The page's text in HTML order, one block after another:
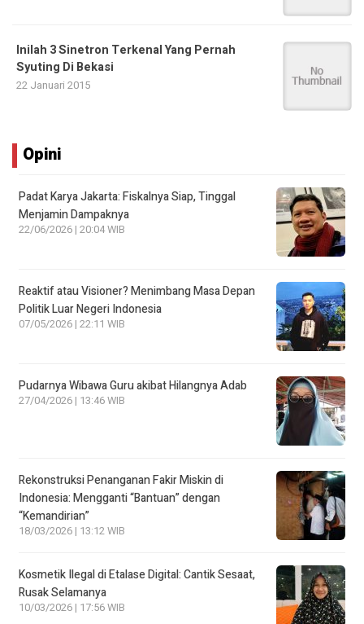
Inilah 3 Sinetron Terkenal Yang Pernah
Syuting Di Bekasi
22 Januari 2015
Opini
Padat Karya Jakarta: Fiskalnya Siap, Tinggal
Menjamin Dampaknya
22/06/2026 | 20:04 WIB
Reaktif atau Visioner? Menimbang Masa Depan
Politik Luar Negeri Indonesia
07/05/2026 | 22:11 WIB
Pudarnya Wibawa Guru akibat Hilangnya Adab
27/04/2026 | 13:46 WIB
Rekonstruksi Penanganan Fakir Miskin di
Indonesia: Mengganti “Bantuan” dengan
“Kemandirian”
18/03/2026 | 13:12 WIB
Kosmetik Ilegal di Etalase Digital: Cantik Sesaat,
Rusak Selamanya
10/03/2026 | 17:56 WIB